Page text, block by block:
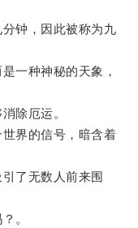
钟，因此被称为九
一种神秘的天象，
除厄运。
界的信号，暗含着
了无数人前来围
。